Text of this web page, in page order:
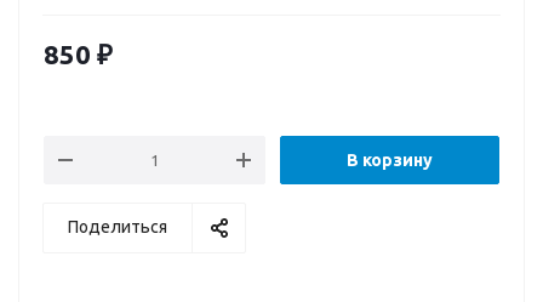
850 ₽
В корзину
Поделиться